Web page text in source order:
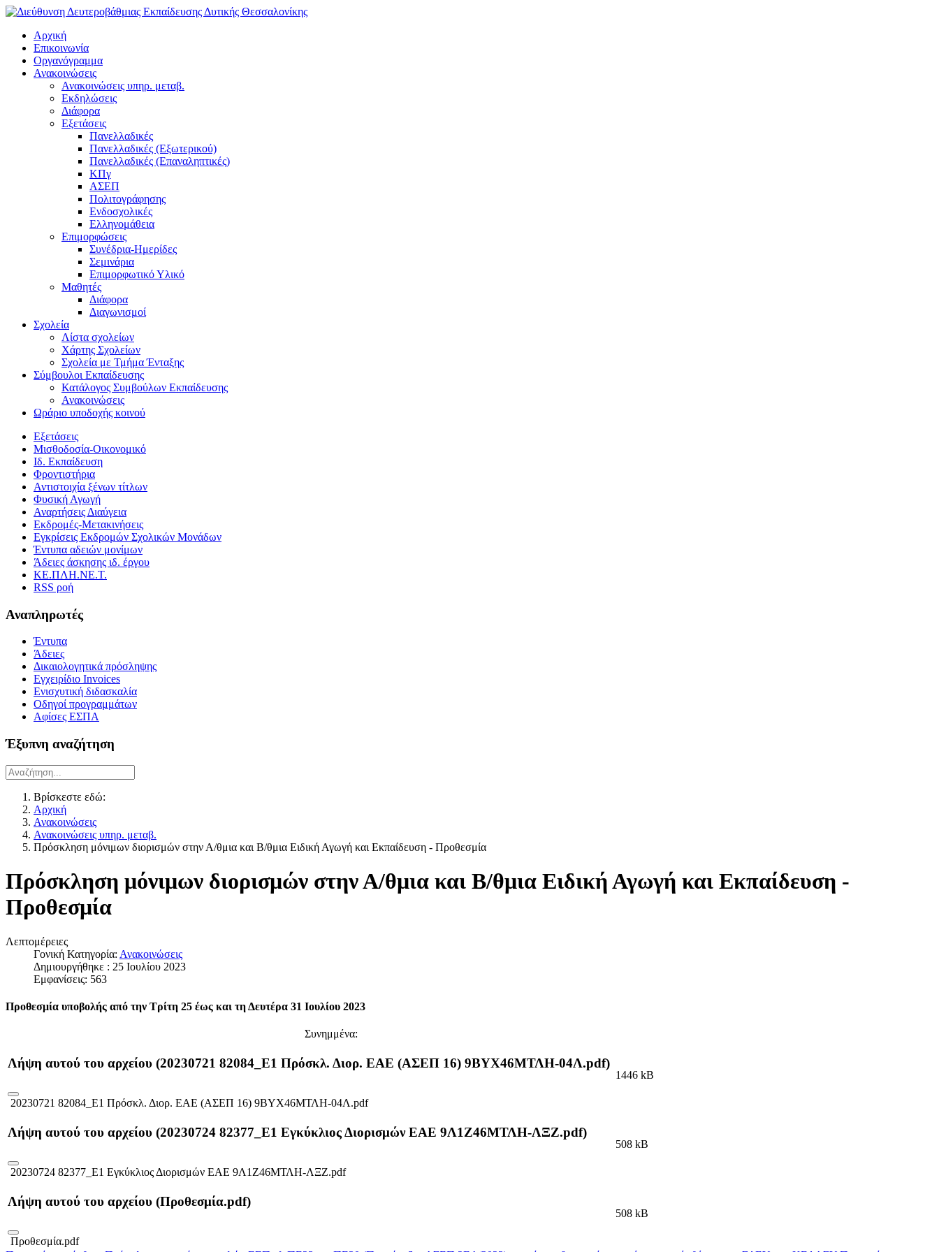
Αρχική
Επικοινωνία
Οργανόγραμμα
Ανακοινώσεις
Ανακοινώσεις υπηρ. μεταβ.
Εκδηλώσεις
Διάφορα
Εξετάσεις
Πανελλαδικές
Πανελλαδικές (Εξωτερικού)
Πανελλαδικές (Επαναληπτικές)
ΚΠγ
ΑΣΕΠ
Πολιτογράφησης
Ενδοσχολικές
Ελληνομάθεια
Επιμορφώσεις
Συνέδρια-Ημερίδες
Σεμινάρια
Επιμορφωτικό Υλικό
Μαθητές
Διάφορα
Διαγωνισμοί
Σχολεία
Λίστα σχολείων
Χάρτης Σχολείων
Σχολεία με Τμήμα Ένταξης
Σύμβουλοι Εκπαίδευσης
Κατάλογος Συμβούλων Εκπαίδευσης
Ανακοινώσεις
Ωράριο υποδοχής κοινού
Εξετάσεις
Μισθοδοσία-Οικονομικό
Ιδ. Εκπαίδευση
Φροντιστήρια
Αντιστοιχία ξένων τίτλων
Φυσική Αγωγή
Αναρτήσεις Διαύγεια
Εκδρομές-Μετακινήσεις
Εγκρίσεις Εκδρομών Σχολικών Μονάδων
Έντυπα αδειών μονίμων
Άδειες άσκησης ιδ. έργου
ΚΕ.ΠΛΗ.ΝΕ.Τ.
RSS ροή
Αναπληρωτές
Έντυπα
Άδειες
Δικαιολογητικά πρόσληψης
Εγχειρίδιο Invoices
Ενισχυτική διδασκαλία
Οδηγοί προγραμμάτων
Αφίσες ΕΣΠΑ
Έξυπνη αναζήτηση
Βρίσκεστε εδώ:
Αρχική
Ανακοινώσεις
Ανακοινώσεις υπηρ. μεταβ.
Πρόσκληση μόνιμων διορισμών στην Α/θμια και Β/θμια Ειδική Αγωγή και Εκπαίδευση - Προθεσμία
Πρόσκληση μόνιμων διορισμών στην Α/θμια και Β/θμια Ειδική Αγωγή και Εκπαίδευση -
Προθεσμία
Λεπτομέρειες
Γονική Κατηγορία: Ανακοινώσεις
Δημιουργήθηκε : 25 Ιουλίου 2023
Εμφανίσεις: 563
Προθεσμία υποβολής από την Τρίτη 25 έως και τη Δευτέρα 31 Ιουλίου 2023
Συνημμένα:
Λήψη αυτού του αρχείου (20230721 82084_Ε1 Πρόσκλ. Διορ. ΕΑΕ (ΑΣΕΠ 16) 9ΒΥΧ46ΜΤΛΗ-04Λ.pdf)
20230721 82084_Ε1 Πρόσκλ. Διορ. ΕΑΕ (ΑΣΕΠ 16) 9ΒΥΧ46ΜΤΛΗ-04Λ.pdf
1446 kB
Λήψη αυτού του αρχείου (20230724 82377_Ε1 Εγκύκλιος Διορισμών ΕΑΕ 9Λ1Ζ46ΜΤΛΗ-ΛΞΖ.pdf)
20230724 82377_Ε1 Εγκύκλιος Διορισμών ΕΑΕ 9Λ1Ζ46ΜΤΛΗ-ΛΞΖ.pdf
508 kB
Λήψη αυτού του αρχείου (Προθεσμία.pdf)
Προθεσμία.pdf
508 kB